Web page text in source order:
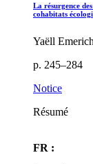
La résurgence
cohabitats
Yaëll
p. 245–284
Notice
Résumé
FR :